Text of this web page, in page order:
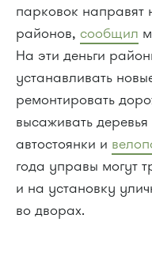
парковок направят
районов, сообщил
На эти деньги
устанавливать
ремонтировать
высаживать
автостоянки и
года управы могут
и на установку
во дворах.